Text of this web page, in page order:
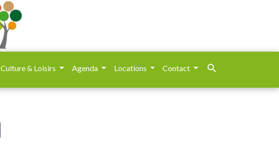
Culture & Loisirs Agenda Locations Contact search